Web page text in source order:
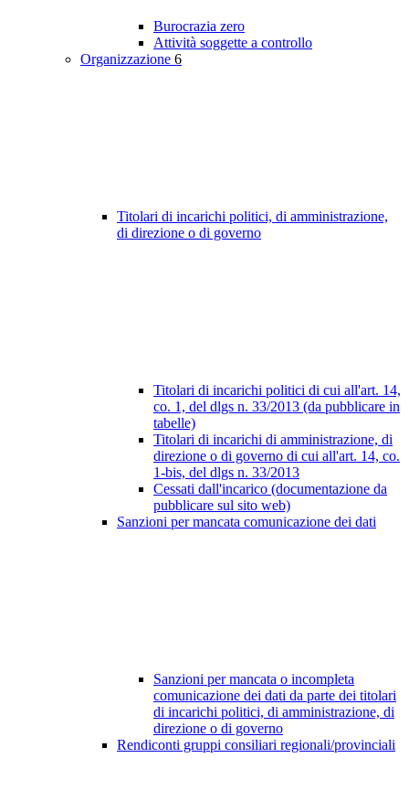
Burocrazia zero
Attività soggette a controllo
Organizzazione 6
Titolari di incarichi politici, di amministrazione,
di direzione o di governo
Titolari di incarichi politici di cui all'art. 14,
co. 1, del dlgs n. 33/2013 (da pubblicare in
tabelle)
Titolari di incarichi di amministrazione, di
direzione o di governo di cui all'art. 14, co.
1-bis, del dlgs n. 33/2013
Cessati dall'incarico (documentazione da
pubblicare sul sito web)
Sanzioni per mancata comunicazione dei dati
Sanzioni per mancata o incompleta
comunicazione dei dati da parte dei titolari
di incarichi politici, di amministrazione, di
direzione o di governo
Rendiconti gruppi consiliari regionali/provinciali